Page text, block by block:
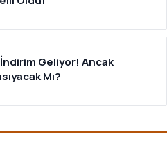
Geliyor! Ancak
Mı?